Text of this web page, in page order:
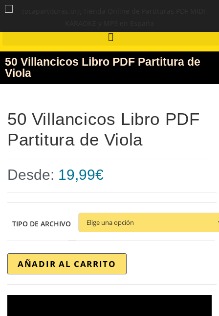
50 Villancicos Libro PDF Partitura de
Viola
50 Villancicos Libro PDF
Partitura de Viola
Desde: 19,99€
TIPO DE ARCHIVO
AÑADIR AL CARRITO